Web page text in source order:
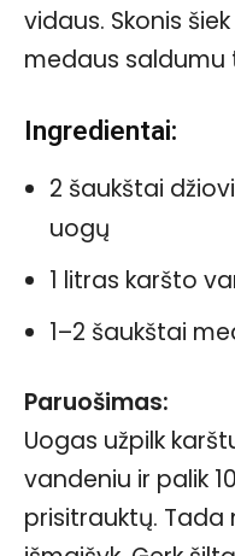
vidaus. Skonis
medaus saldumu
Ingredientai:
2 šaukštai
uogų
1 litras karšto
1–2 šaukštai
Paruošimas:
Uogas užpilk
vandeniu ir palik
prisitrauktų. Tada